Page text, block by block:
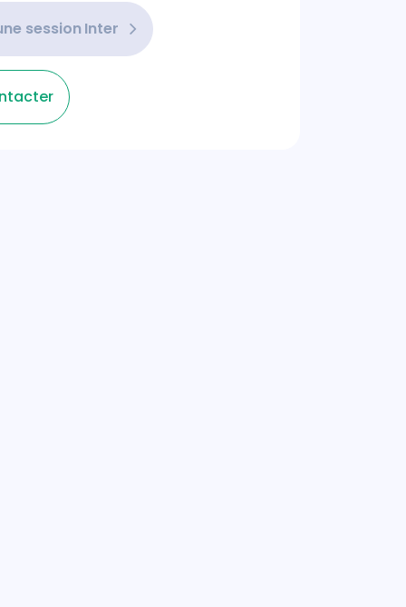
sessionInter